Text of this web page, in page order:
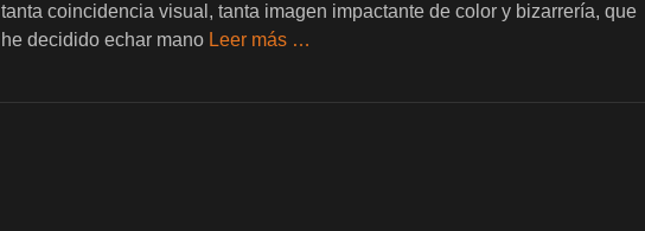
tanta coincidencia visual, tanta imagen impactante de color y bizarrería, que
he decidido echar mano Leer más …